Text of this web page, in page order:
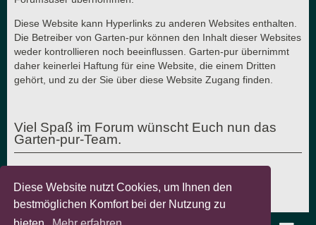
Diese Website nutzt Cookies, um Ihnen den
bestmöglichen Komfort bei der Nutzung zu
Diese Website kann Hyperlinks zu anderen Websites enthalten.
Die Betreiber von Garten-pur können den Inhalt dieser Websites
weder kontrollieren noch beeinflussen. Garten-pur übernimmt
daher keinerlei Haftung für eine Website, die einem Dritten
gehört, und zu der Sie über diese Website Zugang finden.
Viel Spaß im Forum wünscht Euch nun das
Garten-pur-Team.
Letzte Aktualisierung: 7.8.2018 - © Garten-pur GbR